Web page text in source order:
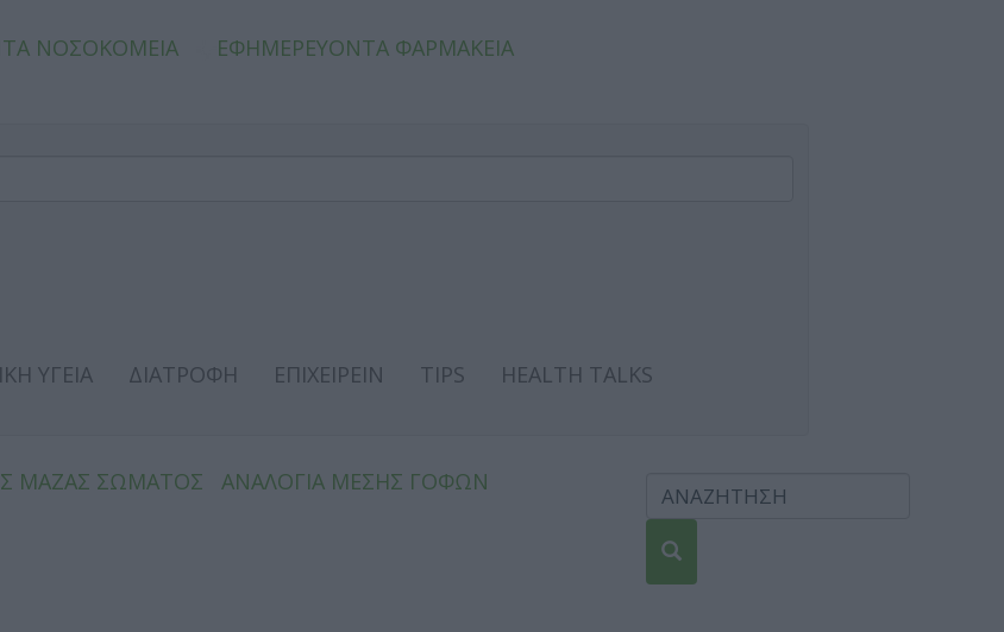
ΝΟΣΟΚΟΜΕΙΑ ΕΦΗΜΕΡΕΥΟΝΤΑ ΦΑΡΜΑΚΕΙΑ
ΥΓΕΙΑ ΔΙΑΤΡΟΦΗ ΕΠΙΧΕΙΡΕΙΝ TIPS
HEALTH TALKS
ΜΑΖΑΣ ΣΩΜΑΤΟΣ
ΑΝΑΛΟΓΙΑ ΜΕΣΗΣ ΓΟΦΩΝ